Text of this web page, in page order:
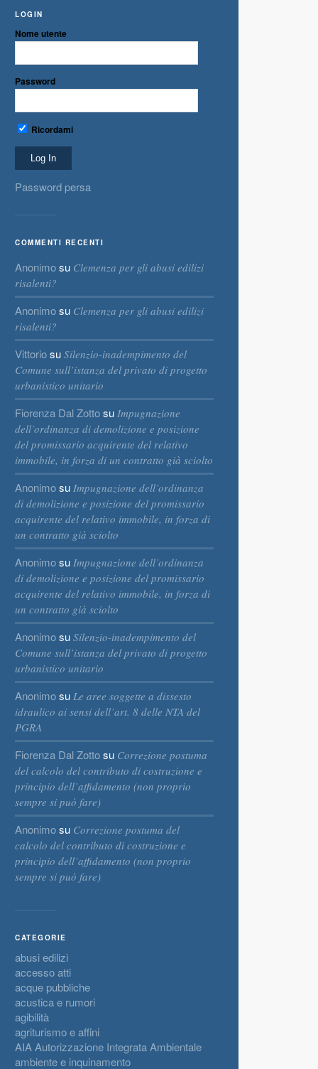
LOGIN
Nome utente
Password
Ricordami
Password persa
COMMENTI RECENTI
Anonimosu Clemenza per gli abusi edilizi
risalenti?
Anonimosu Clemenza per gli abusi edilizi
risalenti?
Vittoriosu Silenzio-inadempimento del
Comune sull’istanza del privato di progetto
urbanistico unitario
Fiorenza Dal Zottosu Impugnazione
dell’ordinanza di demolizione e posizione
del promissario acquirente del relativo
immobile, in forza di un contratto già sciolto
Anonimosu Impugnazione dell’ordinanza
di demolizione e posizione del promissario
acquirente del relativo immobile, in forza di
un contratto già sciolto
Anonimosu Impugnazione dell’ordinanza
di demolizione e posizione del promissario
acquirente del relativo immobile, in forza di
un contratto già sciolto
Anonimosu Silenzio-inadempimento del
Comune sull’istanza del privato di progetto
urbanistico unitario
Anonimosu Le aree soggette a dissesto
idraulico ai sensi dell’art. 8 delle NTA del
PGRA
Fiorenza Dal Zottosu Correzione postuma
del calcolo del contributo di costruzione e
principio dell’affidamento (non proprio
sempre si può fare)
Anonimosu Correzione postuma del
calcolo del contributo di costruzione e
principio dell’affidamento (non proprio
sempre si può fare)
CATEGORIE
abusi edilizi
accesso atti
acque pubbliche
acustica e rumori
agibilità
agriturismo e affini
AIA Autorizzazione Integrata Ambientale
ambiente e inquinamento